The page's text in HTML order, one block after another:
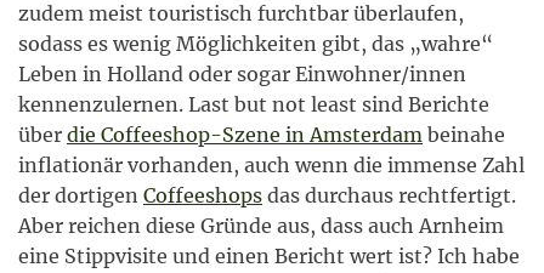
zudem meist touristisch furchtbar überlaufen,
sodass es wenig Möglichkeiten gibt, das „wahre“
Leben in Holland oder sogar Einwohner/innen
kennenzulernen. Last but not least sind Berichte
über die Coffeeshop-Szene in Amsterdam beinahe
inflationär vorhanden, auch wenn die immense Zahl
der dortigen Coffeeshops das durchaus rechtfertigt.
Aber reichen diese Gründe aus, dass auch Arnheim
eine Stippvisite und einen Bericht wert ist? Ich habe